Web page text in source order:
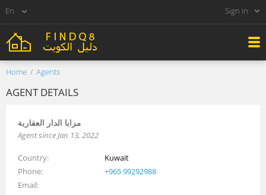
Sign in
Home Agents
AGENT DETAILS
مزايا الدار العقارية
Agent since Jan 13, 2022
Country
Kuwait
Phone
+965 99292988
Email